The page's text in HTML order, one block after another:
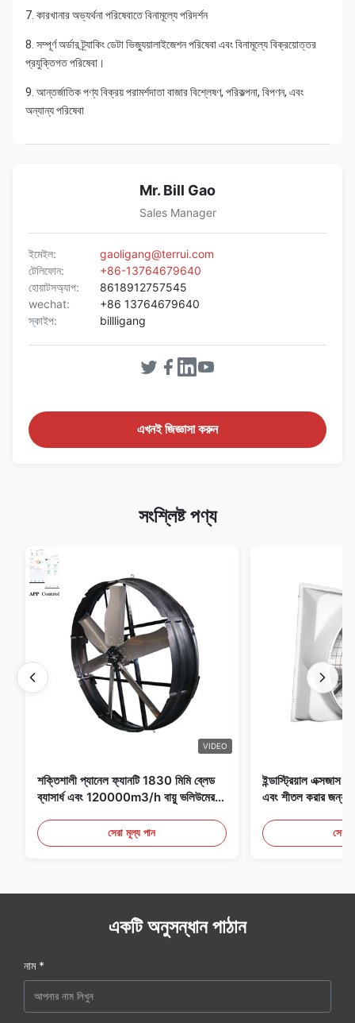
7. কারখানার অভ্যর্থনা পরিষেবাতে বিনামূল্যে পরিদর্শন
8. সম্পূর্ণ অর্ডার ট্র্যাকিং ডেটা ভিজ্যুয়ালাইজেশন পরিষেবা এবং বিনামূল্যে বিক্রয়োত্তর
প্রযুক্তিগত পরিষেবা।
9. আন্তর্জাতিক পণ্য বিক্রয় পরামর্শদাতা বাজার বিশ্লেষণ, পরিকল্পনা, বিপণন, এবং
অন্যান্য পরিষেবা
Mr. Bill Gao
Sales Manager
ইমেইল:
gaoligang@terrui.com
টেলিফোন:
+86-13764679640
হোয়াটসঅ্যাপ:
8618912757545
wechat:
+86 13764679640
স্কাইপ:
billligang
এখনই জিজ্ঞাসা করুন
সংশ্লিষ্ট পণ্য
VIDEO
শক্তিশালী প্যানেল ফ্যানটি 1830 মিমি ব্লেড
ব্যাসার্ধ এবং 120000m3/h বায়ু ভলিউমের
হয়েছে
সেরা মূল্য পান
ইন্ডাস্ট্রিয়াল এক্সজাস
এবং শীতল করার জন্য
সেরা
একটি অনুসন্ধান পাঠান
নাম *